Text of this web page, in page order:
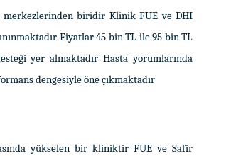
merkezlerinden biridir Klinik FUE ve DHI
Fiyatlar 45 bin TL ile 95 bin TL
yer almaktadır Hasta yorumlarında
dengesiyle öne çıkmaktadır
yükselen bir kliniktir FUE ve Safir